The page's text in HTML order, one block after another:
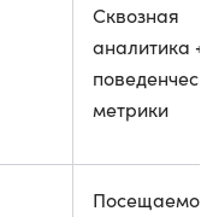
Сквозная
аналитика +
метрики